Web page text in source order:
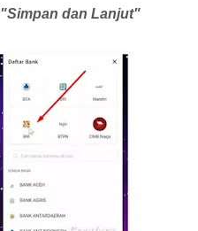
"Simpan dan Lanjut"